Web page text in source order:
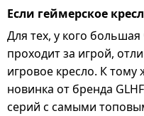
Если геймерское
Для тех, у кого
проходит за игрой,
игровое кресло. К тому
новинка от бренда
серий с самыми